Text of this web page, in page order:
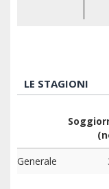
LE STAGIONI
Generale